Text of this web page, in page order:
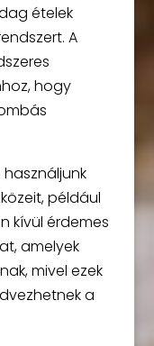
ételek
A
hogy
például
kívül érdemes
amelyek
mivel ezek
a